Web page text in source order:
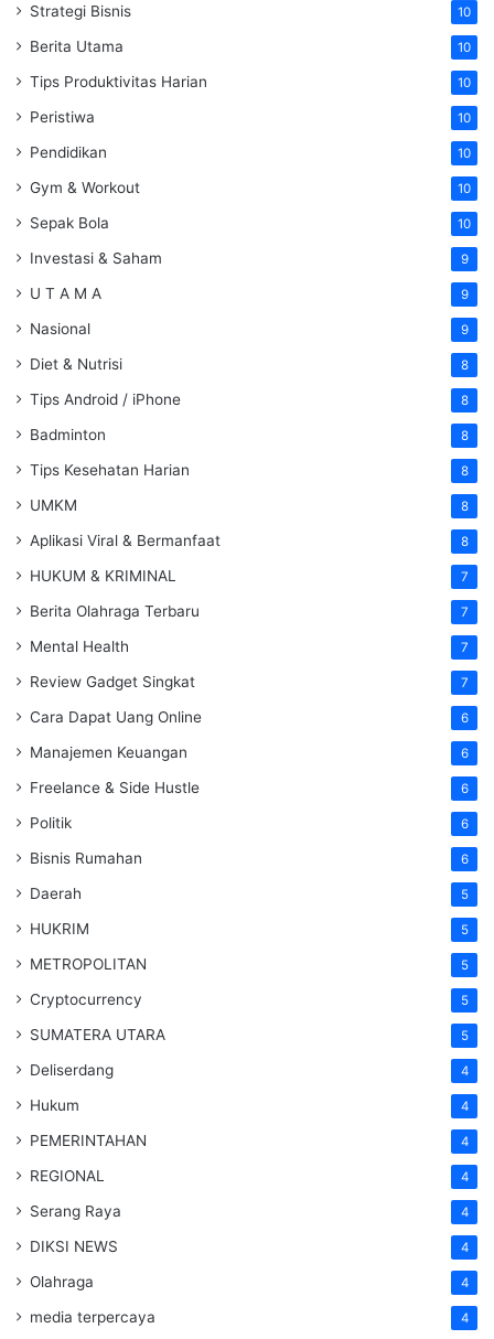
Strategi Bisnis 10
Berita Utama 10
Tips Produktivitas Harian 10
Peristiwa 10
Pendidikan 10
Gym & Workout 10
Sepak Bola 10
Investasi & Saham 9
U T A M A 9
Nasional 9
Diet & Nutrisi 8
Tips Android / iPhone 8
Badminton 8
Tips Kesehatan Harian 8
UMKM 8
Aplikasi Viral & Bermanfaat 8
HUKUM & KRIMINAL 7
Berita Olahraga Terbaru 7
Mental Health 7
Review Gadget Singkat 7
Cara Dapat Uang Online 6
Manajemen Keuangan 6
Freelance & Side Hustle 6
Politik 6
Bisnis Rumahan 6
Daerah 5
HUKRIM 5
METROPOLITAN 5
Cryptocurrency 5
SUMATERA UTARA 5
Deliserdang 4
Hukum 4
PEMERINTAHAN 4
REGIONAL 4
Serang Raya 4
DIKSI NEWS 4
Olahraga 4
media terpercaya 4